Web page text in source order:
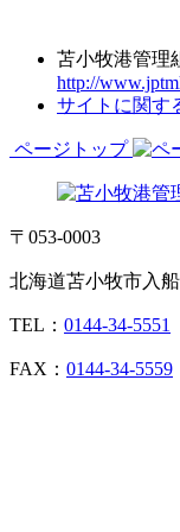
苫小牧港管理
http://
サイトに関す
ページトップ
〒053-0003
北海道苫小牧市入
TEL： 0144-34-5551
FAX： 0144-34-5559